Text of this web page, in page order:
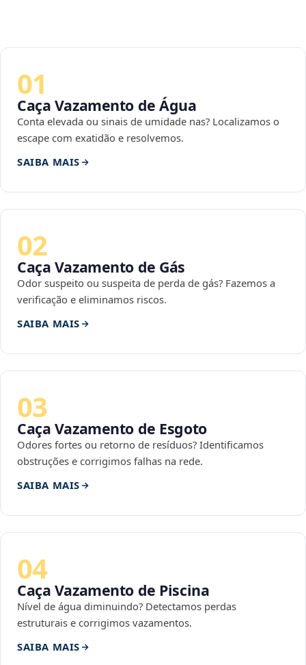
01
Caça Vazamento de Água
Conta elevada ou sinais de umidade nas? Localizamos o
escape com exatidão e resolvemos.
SAIBA MAIS
02
Caça Vazamento de Gás
Odor suspeito ou suspeita de perda de gás? Fazemos a
verificação e eliminamos riscos.
SAIBA MAIS
03
Caça Vazamento de Esgoto
Odores fortes ou retorno de resíduos? Identificamos
obstruções e corrigimos falhas na rede.
SAIBA MAIS
04
Caça Vazamento de Piscina
Nível de água diminuindo? Detectamos perdas
estruturais e corrigimos vazamentos.
SAIBA MAIS